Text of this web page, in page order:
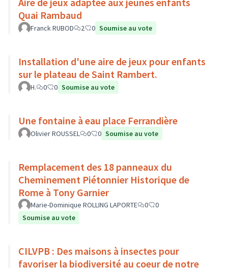
Quai Rambaud
Franck RUBOD 2 0 Soumise au vote
Installation d'une aire de jeux pour enfants
sur le plateau de Saint Rambert.
H. 0 0 Soumise au vote
Une fontaine à eau place Ferrandière
Olivier ROUSSEL 0 0 Soumise au vote
Remplacement des 18 panneaux du
Cheminement Piétonnier Historique de
Rome à Tony Garnier
Marie-Dominique ROLLING LAPORTE 0
0
Soumise au vote
CILVPB : Des maisons à insectes pour
favoriser la biodiversité au coeur de notre